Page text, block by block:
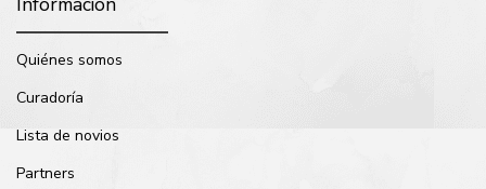
Quiénes somos
Curadoría
Lista de novios
Partners